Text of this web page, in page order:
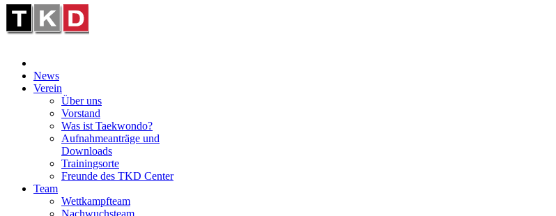
News
Verein
Über uns
Vorstand
Was ist Taekwondo?
Aufnahmeanträge und
Downloads
Trainingsorte
Freunde des TKD Center
Team
Wettkampfteam
Nachwuchsteam